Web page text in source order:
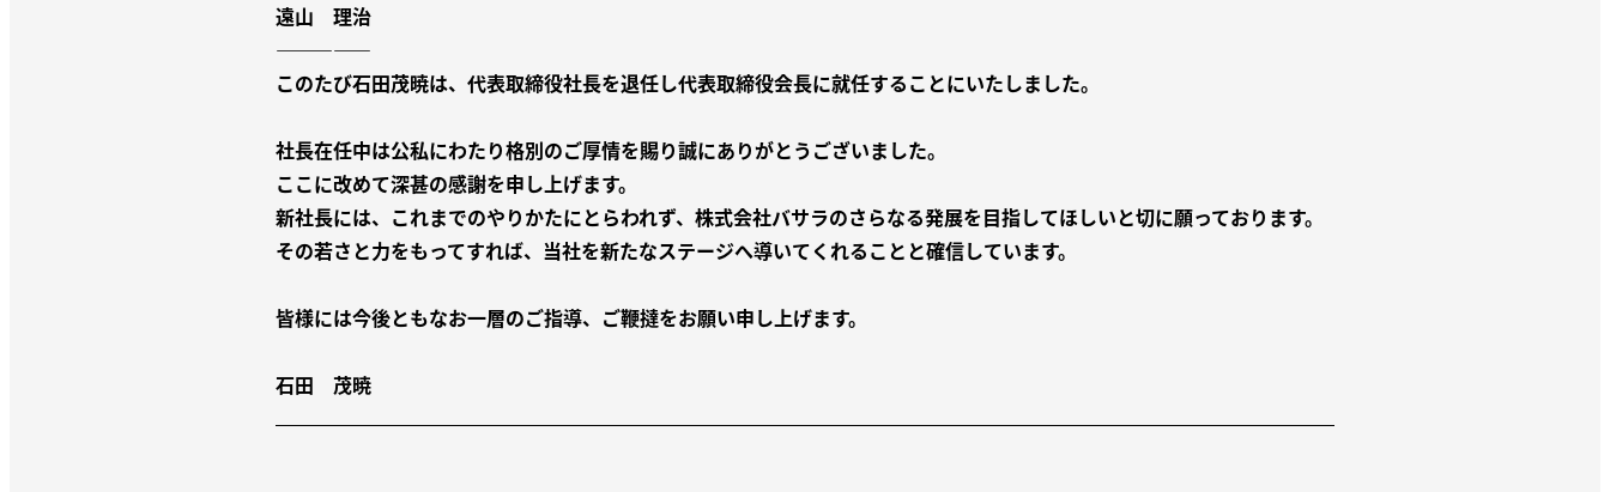
遠山 理治
—————
このたび石田茂暁は、代表取締役社長を退任し代表取締役会長に就任することにいたしました。
社長在任中は公私にわたり格別のご厚情を賜り誠にありがとうございました。
ここに改めて深甚の感謝を申し上げます。
新社長には、これまでのやりかたにとらわれず、株式会社バサラのさらなる発展を目指してほしいと切に願っております。
その若さと力をもってすれば、当社を新たなステージへ導いてくれることと確信しています。
皆様には今後ともなお一層のご指導、ご鞭撻をお願い申し上げます。
石田 茂暁